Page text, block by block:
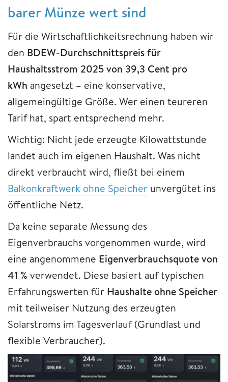
barer Münze wert sind
Für die Wirtschaftlichkeitsrechnung haben wir
den BDEW-Durchschnittspreis für
Haushaltsstrom 2025 von 39,3 Cent pro
kWh angesetzt – eine konservative,
allgemeingültige Größe. Wer einen teureren
Tarif hat, spart entsprechend mehr.
Wichtig: Nicht jede erzeugte Kilowattstunde
landet auch im eigenen Haushalt. Was nicht
direkt verbraucht wird, fließt bei einem
Balkonkraftwerk ohne Speicher unvergütet ins
öffentliche Netz.
Da keine separate Messung des
Eigenverbrauchs vorgenommen wurde, wird
eine angenommene Eigenverbrauchsquote von
41 % verwendet. Diese basiert auf typischen
Erfahrungswerten für Haushalte ohne Speicher
mit teilweiser Nutzung des erzeugten
Solarstroms im Tagesverlauf (Grundlast und
flexible Verbraucher).